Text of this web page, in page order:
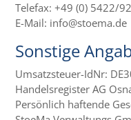
Telefax: +49 (0) 5422/
E-Mail: info@stoema.de
Sonstige
Umsatzsteuer-IdNr:
Handelsregister AG
Persönlich haftende